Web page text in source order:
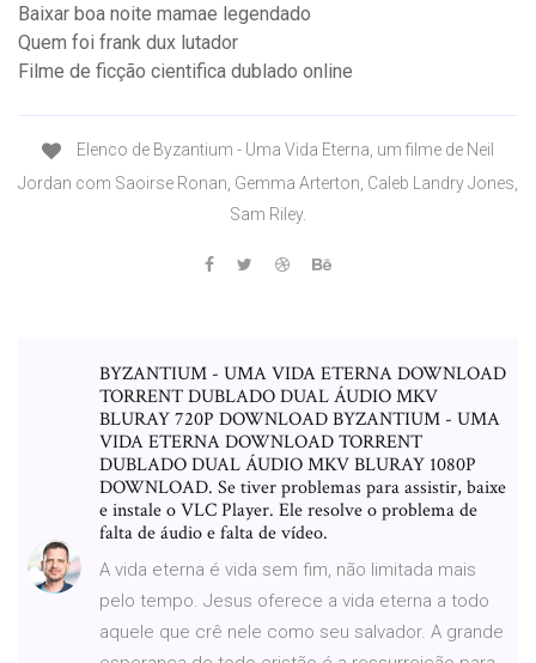
Baixar boa noite mamae legendado
Quem foi frank dux lutador
Filme de ficção cientifica dublado online
Elenco de Byzantium - Uma Vida Eterna, um filme de Neil
Jordan com Saoirse Ronan, Gemma Arterton, Caleb Landry Jones,
Sam Riley.
BYZANTIUM - UMA VIDA ETERNA DOWNLOAD
TORRENT DUBLADO DUAL ÁUDIO MKV
BLURAY 720P DOWNLOAD BYZANTIUM - UMA
VIDA ETERNA DOWNLOAD TORRENT
DUBLADO DUAL ÁUDIO MKV BLURAY 1080P
DOWNLOAD. Se tiver problemas para assistir, baixe
e instale o VLC Player. Ele resolve o problema de
falta de áudio e falta de vídeo.
A vida eterna é vida sem fim, não limitada mais
pelo tempo. Jesus oferece a vida eterna a todo
aquele que crê nele como seu salvador. A grande